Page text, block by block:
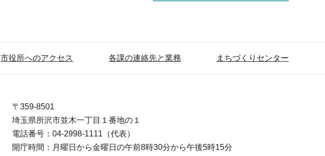
市役所へのアクセス 各課の連絡先と業務 まちづくりセンター
〒359-8501
埼玉県所沢市並木一丁目１番地の１
電話番号：04-2998-1111（代表）
開庁時間：月曜日から金曜日の午前8時30分から午後5時15分